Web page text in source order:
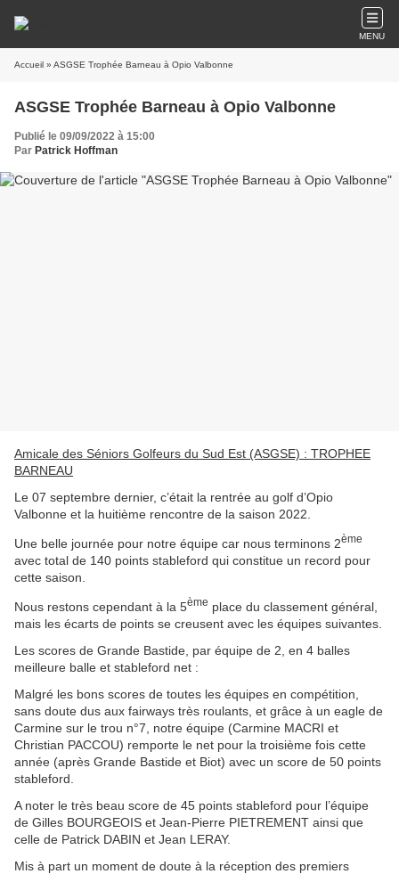
MENU
Accueil » ASGSE Trophée Barneau à Opio Valbonne
ASGSE Trophée Barneau à Opio Valbonne
Publié le 09/09/2022 à 15:00
Par Patrick Hoffman
Amicale des Séniors Golfeurs du Sud Est (ASGSE) : TROPHEE
BARNEAU
Le 07 septembre dernier, c’était la rentrée au golf d’Opio
Valbonne et la huitième rencontre de la saison 2022.
Une belle journée pour notre équipe car nous terminons 2ème
avec total de 140 points stableford qui constitue un record pour
cette saison.
Nous restons cependant à la 5ème place du classement général,
mais les écarts de points se creusent avec les équipes suivantes.
Les scores de Grande Bastide, par équipe de 2, en 4 balles
meilleure balle et stableford net :
Malgré les bons scores de toutes les équipes en compétition,
sans doute dus aux fairways très roulants, et grâce à un eagle de
Carmine sur le trou n°7, notre équipe (Carmine MACRI et
Christian PACCOU) remporte le net pour la troisième fois cette
année (après Grande Bastide et Biot) avec un score de 50 points
stableford.
A noter le très beau score de 45 points stableford pour l’équipe
de Gilles BOURGEOIS et Jean-Pierre PIETREMENT ainsi que
celle de Patrick DABIN et Jean LERAY.
Mis à part un moment de doute à la réception des premiers